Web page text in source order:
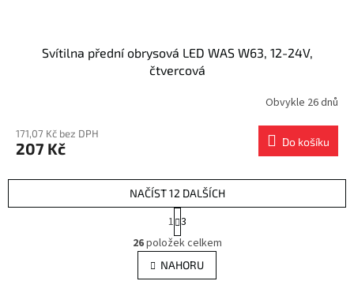
Svítilna přední obrysová LED WAS W63, 12-24V,
čtvercová
Obvykle 26 dnů
171,07 Kč bez DPH
207 Kč Do košíku
O
v
l
á
NAČÍST 12 DALŠÍCH
t
r
á
n
k
1 3
26položek celkem
NAHORU